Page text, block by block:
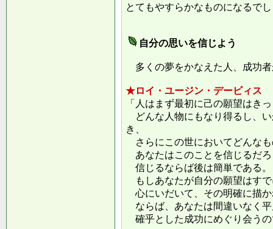
とてもやすらかなものになるで
自分の思いを信じよう
多くの夢をかなえた人、成功
★ロイ・ユージン・デービィス
「人はまず最初に己の願望はき
どんな人物にもなり得るし、
き、
さらにこの世においてどんな
あなたはこのことを信じるだ
信じるならば後は簡単である。
もしあなたが自分の願望はす
心にいだいて、その明確に描
ならば、あなたは間違いなく
確乎とした成功にめぐり会う